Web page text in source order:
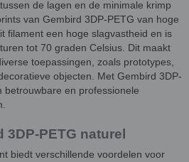
de lagen en de minimale krimp
van Gembird 3DP-PETG van hoge
filament een hoge slagvastheid en is
tot 70 graden Celsius. Dit maakt
toepassingen, zoals prototypes,
objecten. Met Gembird 3DP-
betrouwbare en professionele
PETG naturel
biedt verschillende voordelen voor